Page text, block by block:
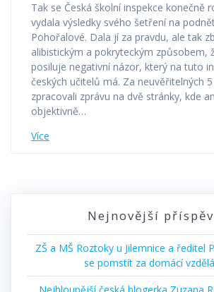
Tak se Česká školní inspekce konečně
vydala výsledky svého šetření na
Pohořalové. Dala jí za pravdu, ale tak
alibistickým a pokryteckým způsobem,
posiluje negativní názor, který na tuto
českých učitelů má. Za neuvěřitelných
zpracovali zprávu na dvě stránky, kde
objektivně…
Více
Nejnovější
ZŠ a MŠ Roztoky u Jilemnice a ředitel
se pomstít za domácí